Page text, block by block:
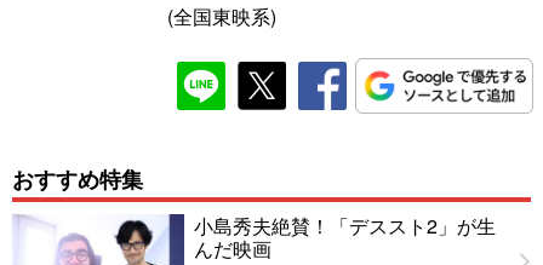
(全国東映系)
おすすめ特集
小島秀夫絶賛！「デススト2」が生
んだ映画